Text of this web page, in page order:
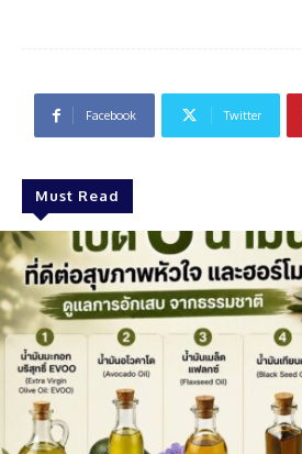
Facebook Twitter
Must Read